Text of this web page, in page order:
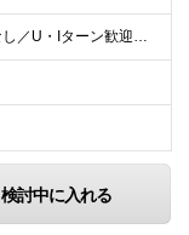
★フルリモート可／転勤なし／U・Iターン歓迎★ ◎勤務地は相談の上、ご自宅近くに調整します！ 【勤務地】 本社、または東京／埼玉／千葉／神奈川／愛知／仙台のクライアント先 ◎完全在宅（フルリモート）
検討中に入れる